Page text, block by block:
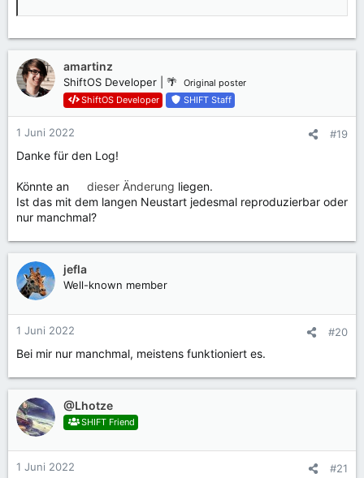
amartinz
ShiftOS Developer | 🌴
Original poster
ShiftOS Developer
SHIFT Staff
1 Juni 2022 #19
Danke für den Log!
Könnte an dieser Änderung liegen.
Ist das mit dem langen Neustart jedesmal reproduzierbar oder
nur manchmal?
jefla
Well-known member
1 Juni 2022 #20
Bei mir nur manchmal, meistens funktioniert es.
@Lhotze
SHIFT Friend
1 Juni 2022 #21